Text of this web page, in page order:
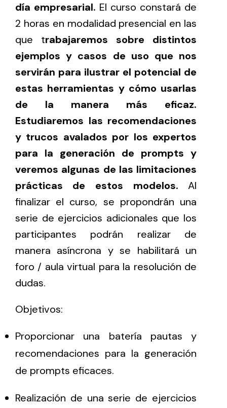
día empresarial. El curso constará de
2 horas en modalidad presencial en las
que trabajaremos sobre distintos
ejemplos y casos de uso que nos
servirán para ilustrar el potencial de
estas herramientas y cómo usarlas
de la manera más eficaz.
Estudiaremos las recomendaciones
y trucos avalados por los expertos
para la generación de prompts y
veremos algunas de las limitaciones
prácticas de estos modelos. Al
finalizar el curso, se propondrán una
serie de ejercicios adicionales que los
participantes podrán realizar de
manera asíncrona y se habilitará un
foro / aula virtual para la resolución de
dudas.
Objetivos:
Proporcionar una batería pautas y
recomendaciones para la generación
de prompts eficaces.
Realización de una serie de ejercicios